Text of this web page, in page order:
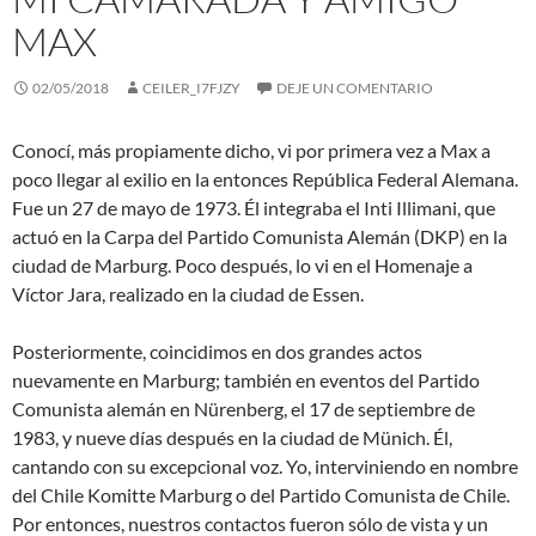
MAX
02/05/2018 CEILER_I7FJZY DEJE UN COMENTARIO
Conocí, más propiamente dicho, vi por primera vez a Max a
poco llegar al exilio en la entonces República Federal Alemana.
Fue un 27 de mayo de 1973. Él integraba el Inti Illimani, que
actuó en la Carpa del Partido Comunista Alemán (DKP) en la
ciudad de Marburg. Poco después, lo vi en el Homenaje a
Víctor Jara, realizado en la ciudad de Essen.
Posteriormente, coincidimos en dos grandes actos
nuevamente en Marburg; también en eventos del Partido
Comunista alemán en Nürenberg, el 17 de septiembre de
1983, y nueve días después en la ciudad de Münich. Él,
cantando con su excepcional voz. Yo, interviniendo en nombre
del Chile Komitte Marburg o del Partido Comunista de Chile.
Por entonces, nuestros contactos fueron sólo de vista y un